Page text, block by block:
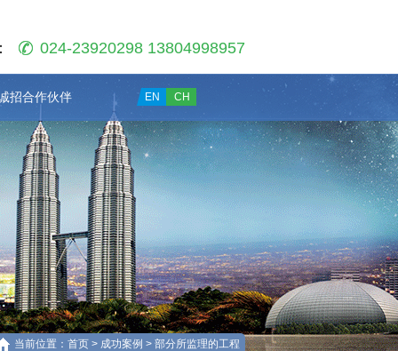
024-23920298 13804998957
招合作伙伴 EN CH
当前位置：首页 > 成功案例 > 部分所监理的工程